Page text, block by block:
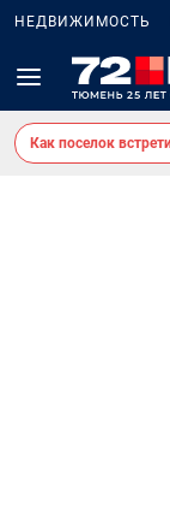
НЕДВИЖИМОСТЬ
Как поселок